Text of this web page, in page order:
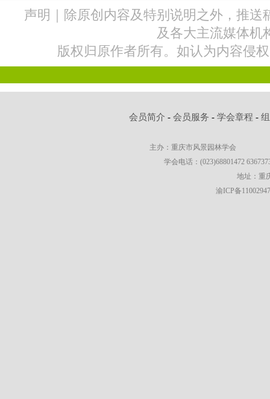
声明｜除原创内容及特别说明之外，推送
及各大主流媒体机
版权归原作者所有。如认为内容侵
会员简介 -会员服务 -学会章程 -
主办：重庆市风景园林学会
学会电话：(023)68801472
地址：重
渝ICP备